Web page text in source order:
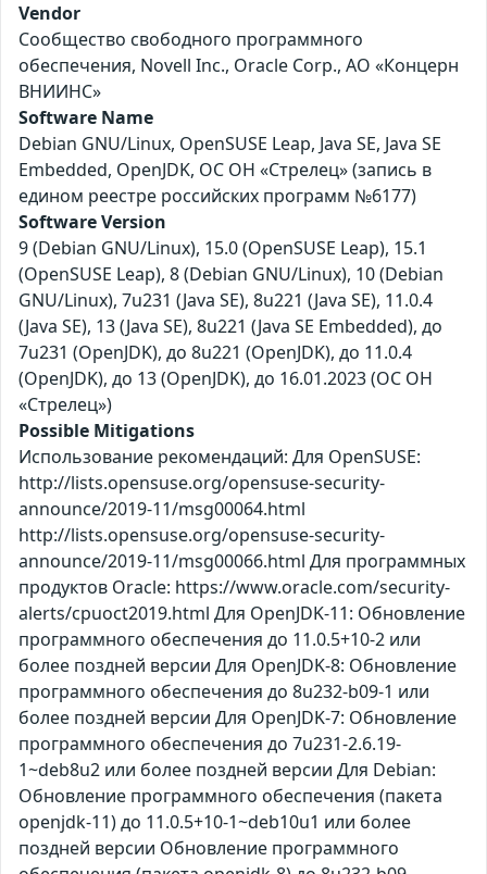
Vendor
Сообщество свободного программного
обеспечения, Novell Inc., Oracle Corp., АО «Концерн
ВНИИНС»
Software Name
Debian GNU/Linux, OpenSUSE Leap, Java SE, Java SE
Embedded, OpenJDK, ОС ОН «Стрелец» (запись в
едином реестре российских программ №6177)
Software Version
9 (Debian GNU/Linux), 15.0 (OpenSUSE Leap), 15.1
(OpenSUSE Leap), 8 (Debian GNU/Linux), 10 (Debian
GNU/Linux), 7u231 (Java SE), 8u221 (Java SE), 11.0.4
(Java SE), 13 (Java SE), 8u221 (Java SE Embedded), до
7u231 (OpenJDK), до 8u221 (OpenJDK), до 11.0.4
(OpenJDK), до 13 (OpenJDK), до 16.01.2023 (ОС ОН
«Стрелец»)
Possible Mitigations
Использование рекомендаций: Для OpenSUSE:
http://lists.opensuse.org/opensuse-security-
announce/2019-11/msg00064.html
http://lists.opensuse.org/opensuse-security-
announce/2019-11/msg00066.html Для программных
продуктов Oracle: https://www.oracle.com/security-
alerts/cpuoct2019.html Для OpenJDK-11: Обновление
программного обеспечения до 11.0.5+10-2 или
более поздней версии Для OpenJDK-8: Обновление
программного обеспечения до 8u232-b09-1 или
более поздней версии Для OpenJDK-7: Обновление
программного обеспечения до 7u231-2.6.19-
1~deb8u2 или более поздней версии Для Debian:
Обновление программного обеспечения (пакета
openjdk-11) до 11.0.5+10-1~deb10u1 или более
поздней версии Обновление программного